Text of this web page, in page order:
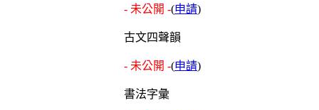
- 未公開 -(申請)
古文四聲韻
- 未公開 -(申請)
書法字彙